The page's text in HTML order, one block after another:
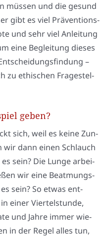
müs­sen und die gesund
gibt es viel Prä­ven­ti­ons­
und sehr viel Anlei­tung
eine Beglei­tung die­ses
–
zu ethi­schen Fra­ge­stel­
geben?
sich, weil es kei­ne Zun­
dann einen Schlauch
sein? Die Lun­ge arbei­
wir eine Beatmungs­
sein? So etwas ent­
einer Vier­tel­stun­de,
und Jah­re immer wie­
in der Regel alles tun,